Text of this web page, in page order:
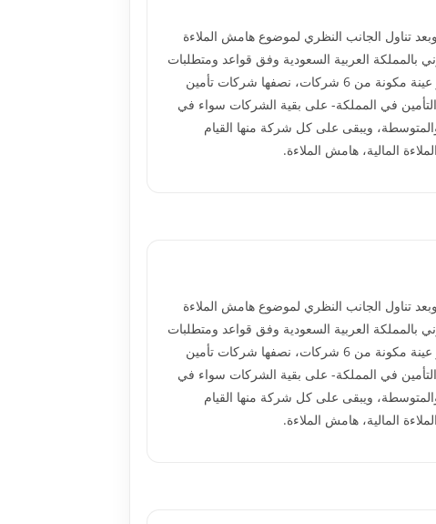
تناول الجانب النظري لموضوع هامش الملاءة
بالمملكة العربية السعودية وفق قواعد ومتطلبات
مؤسسة النقد العربي السعودي. يشمل قطاع التأمين التعاوني بالمملكة العربية السعودية أكثر من 30 شركة، وقد تم اختيار عينة مكونة من 6 شركات، نصفها شركات تأمين
في المملكة- على بقية الشركات سواء في
ويبقى على كل شركة منها القيام
المالية، هامش الملاءة.
تناول الجانب النظري لموضوع هامش الملاءة
بالمملكة العربية السعودية وفق قواعد ومتطلبات
مؤسسة النقد العربي السعودي. يشمل قطاع التأمين التعاوني بالمملكة العربية السعودية أكثر من 30 شركة، وقد تم اختيار عينة مكونة من 6 شركات، نصفها شركات تأمين
في المملكة- على بقية الشركات سواء في
ويبقى على كل شركة منها القيام
المالية، هامش الملاءة.